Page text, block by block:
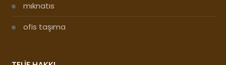
mıknatıs
ofis taşıma